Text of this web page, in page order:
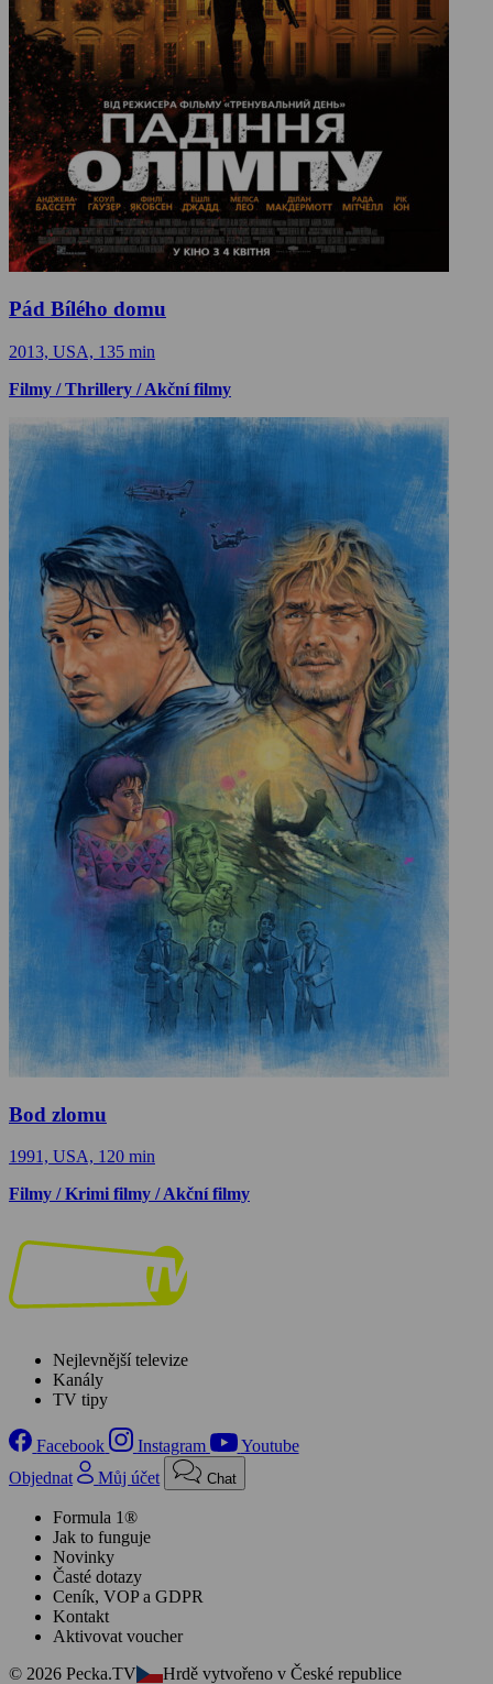
Pád Bílého domu
2013, USA, 135 min
Filmy / Thrillery / Akční filmy
Bod zlomu
1991, USA, 120 min
Filmy / Krimi filmy / Akční filmy
Nejlevnější televize
Kanály
TV tipy
Facebook Instagram
Youtube
Objednat
Můj účet Chat
Formula 1®
Jak to funguje
Novinky
Časté dotazy
Ceník, VOP a GDPR
Kontakt
Aktivovat voucher
© 2026 Pecka.TV
Hrdě vytvořeno v České republice